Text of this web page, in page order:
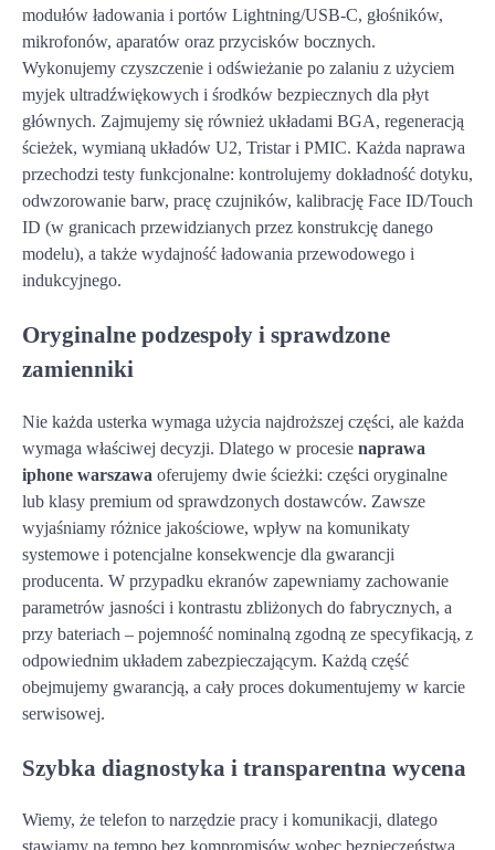
modułów ładowania i portów Lightning/USB-C, głośników,
mikrofonów, aparatów oraz przycisków bocznych.
Wykonujemy czyszczenie i odświeżanie po zalaniu z użyciem
myjek ultradźwiękowych i środków bezpiecznych dla płyt
głównych. Zajmujemy się również układami BGA, regeneracją
ścieżek, wymianą układów U2, Tristar i PMIC. Każda naprawa
przechodzi testy funkcjonalne: kontrolujemy dokładność dotyku,
odwzorowanie barw, pracę czujników, kalibrację Face ID/Touch
ID (w granicach przewidzianych przez konstrukcję danego
modelu), a także wydajność ładowania przewodowego i
indukcyjnego.
Oryginalne podzespoły i sprawdzone
zamienniki
Nie każda usterka wymaga użycia najdroższej części, ale każda
wymaga właściwej decyzji. Dlatego w procesie naprawa
iphone warszawa oferujemy dwie ścieżki: części oryginalne
lub klasy premium od sprawdzonych dostawców. Zawsze
wyjaśniamy różnice jakościowe, wpływ na komunikaty
systemowe i potencjalne konsekwencje dla gwarancji
producenta. W przypadku ekranów zapewniamy zachowanie
parametrów jasności i kontrastu zbliżonych do fabrycznych, a
przy bateriach – pojemność nominalną zgodną ze specyfikacją, z
odpowiednim układem zabezpieczającym. Każdą część
obejmujemy gwarancją, a cały proces dokumentujemy w karcie
serwisowej.
Szybka diagnostyka i transparentna wycena
Wiemy, że telefon to narzędzie pracy i komunikacji, dlatego